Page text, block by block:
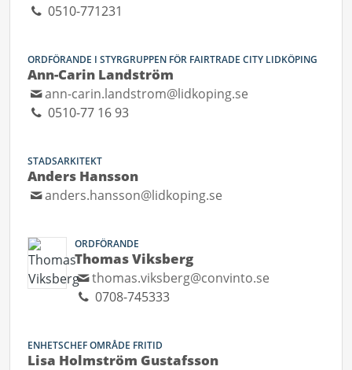
0510-771231
ORDFÖRANDE I STYRGRUPPEN FÖR FAIRTRADE CITY LIDKÖPING
Ann-Carin Landström
ann-carin.landstrom@lidkoping.se
0510-77 16 93
STADSARKITEKT
Anders Hansson
anders.hansson@lidkoping.se
ORDFÖRANDE
Thomas Viksberg
thomas.viksberg@convinto.se
0708-745333
ENHETSCHEF OMRÅDE FRITID
Lisa Holmström Gustafsson